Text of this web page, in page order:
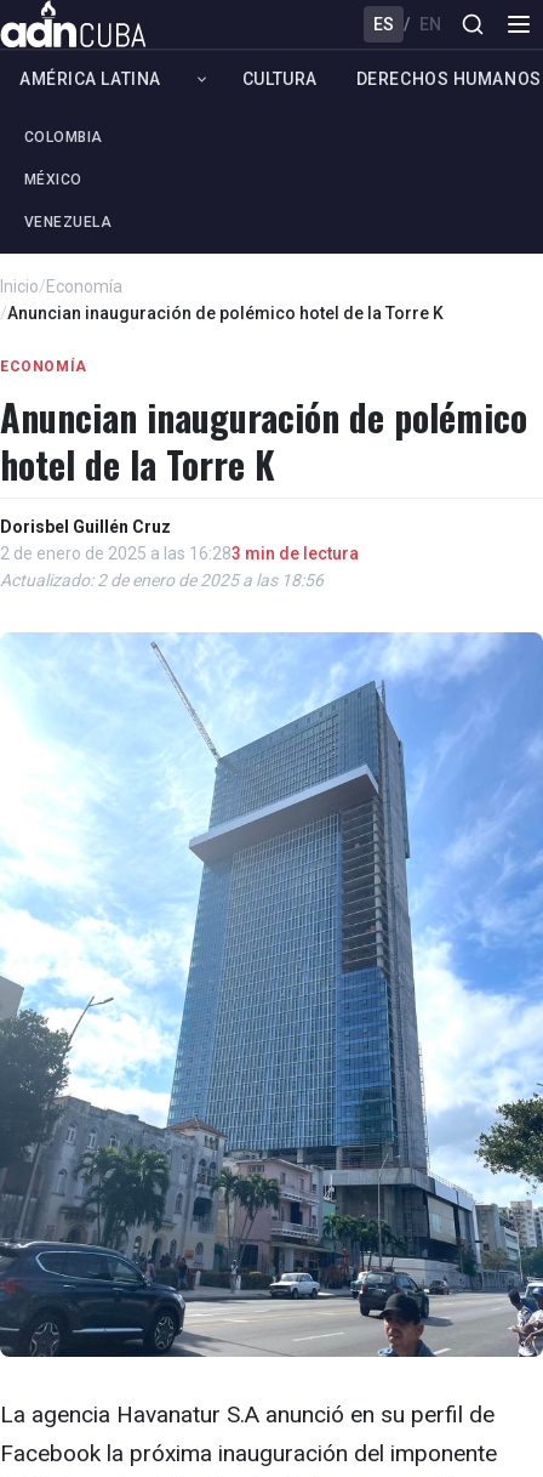
ES / EN
AMÉRICA LATINA
COLOMBIA
MÉXICO
VENEZUELA
CULTURA DERECHOS HUMANOS
Inicio/Economía
/Anuncian inauguración de polémico hotel de la Torre K
ECONOMÍA
Anuncian inauguración de polémico
hotel de la Torre K
Dorisbel Guillén Cruz
2 de enero de 2025 a las 16:283 min de lectura
Actualizado: 2 de enero de 2025 a las 18:56
La agencia Havanatur S.A anunció en su perfil de
Facebook la próxima inauguración del imponente